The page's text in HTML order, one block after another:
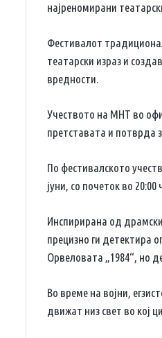
најреномирани
Фестивалот
театарски израз и
вредности.
Учеството на МНТ во
претставата и потврда
По фестивалското
јуни, со почеток во
Инспирирана од
прецизно ги детектира
Орвеловата „1984“, но
Во време на војни,
движат низ свет во кој